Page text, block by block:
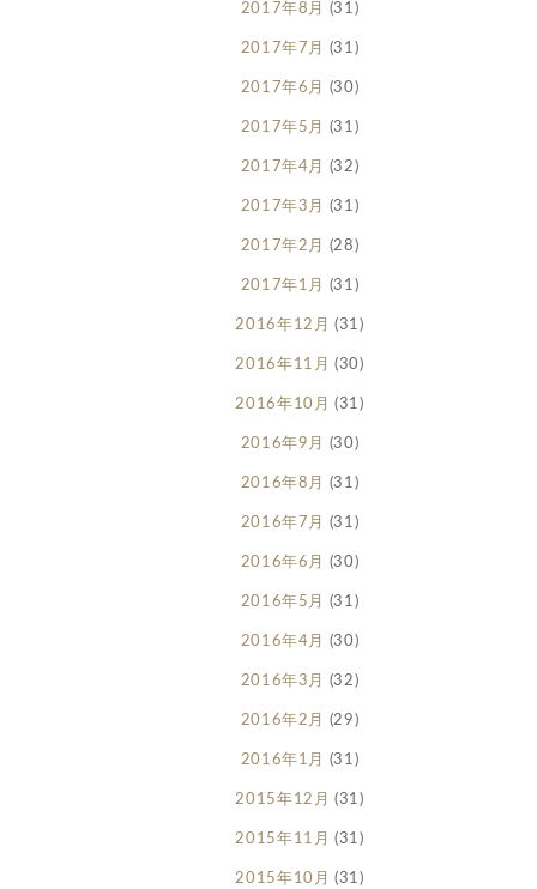
2017年8月 (31)
2017年7月 (31)
2017年6月 (30)
2017年5月 (31)
2017年4月 (32)
2017年3月 (31)
2017年2月 (28)
2017年1月 (31)
2016年12月 (31)
2016年11月 (30)
2016年10月 (31)
2016年9月 (30)
2016年8月 (31)
2016年7月 (31)
2016年6月 (30)
2016年5月 (31)
2016年4月 (30)
2016年3月 (32)
2016年2月 (29)
2016年1月 (31)
2015年12月 (31)
2015年11月 (31)
2015年10月 (31)